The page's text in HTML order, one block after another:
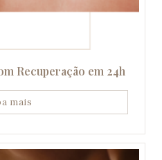
Recuperação em 24h
mais